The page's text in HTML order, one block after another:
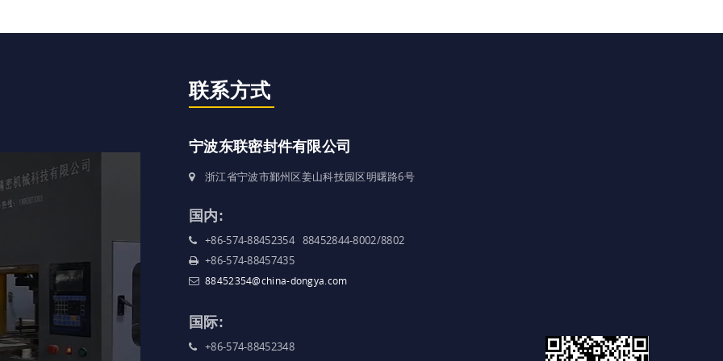
联系方式
宁波东联密封件有限公司
浙江省宁波市鄞州区姜山科技园区明曙路6号
国内:
+86-574-88452354 88452844-8002/8802
+86-574-88457435
88452354@china-dongya.com
国际:
+86-574-88452348